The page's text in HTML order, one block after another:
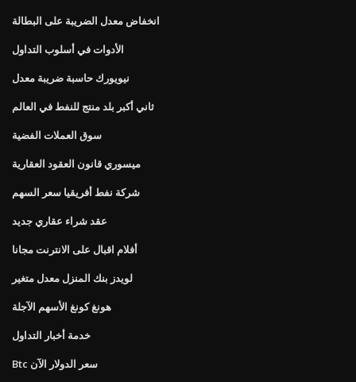
انخفاض معدل الضريبة على البطالة
الأدوات في أسلوب التداول
نيويورك حاسبة ضريبة معدل
ثاني أكبر بلد منتج للنفط في العالم
سوق العملات الفضية
ميسوري قانون العقود العقارية
شركة نفط أفريقيا سعر السهم
عقد شراء عقاري جديد
أفلام اقبال على الانترنت مجانا
لويدز بنك المنزل معدل متغير
هونغ كونغ الأسهم الآجلة
خدمة أخبار التداول
Btc سعر الدولار الآن